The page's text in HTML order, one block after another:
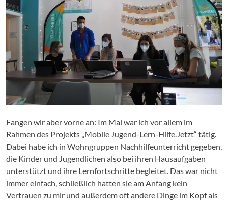
Fangen wir aber vorne an: Im Mai war ich vor allem im
Rahmen des Projekts „Mobile Jugend-Lern-Hilfe.Jetzt“ tätig.
Dabei habe ich in Wohngruppen Nachhilfeunterricht gegeben,
die Kinder und Jugendlichen also bei ihren Hausaufgaben
unterstützt und ihre Lernfortschritte begleitet. Das war nicht
immer einfach, schließlich hatten sie am Anfang kein
Vertrauen zu mir und außerdem oft andere Dinge im Kopf als